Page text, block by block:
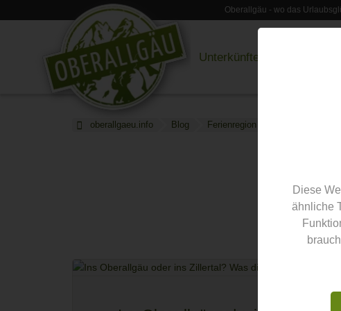
Oberallgäu - wo das
Unterkünfte
oberallgaeu.info Blog Ferienregion
Diese
ähnliche